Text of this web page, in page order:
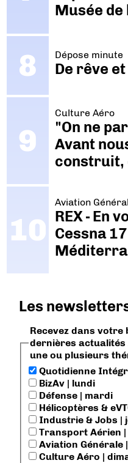
Musée
Dépose minute
De rêve
Culture Aéro
"On ne
Avant
construit,
Aviation
REX - En
Cessna
Les
Recevez dans votre
dernières actualités
une ou plusieurs
Quotidienne
BizAv | lundi
Défense | mardi
Hélicoptères &
Industrie & Jobs |
Transport Aérien
Aviation Générale
Culture Aéro |